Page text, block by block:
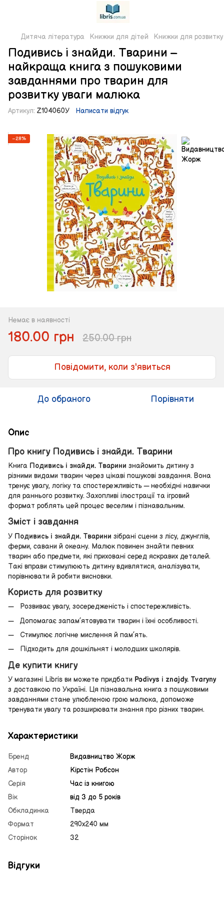
Дитяча література Книжки для дітей Книжки для розвитку
Подивись і знайди. Тварини –
найкраща книга з пошуковими
завданнями про тварин для
розвитку уваги малюка
Артикул: Z104060У Написати відгук
−28%
Немає в наявності
180.00 грн 250.00 грн
Повідомити, коли з'явиться
До обраного Порівняти
Опис
Про книгу Подивись і знайди. Тварини
Книга Подивись і знайди. Тварини знайомить дитину з
різними видами тварин через цікаві пошукові завдання. Вона
тренує увагу, логіку та спостережливість — необхідні навички
для раннього розвитку. Захопливі ілюстрації та ігровий
формат роблять цей процес веселим і пізнавальним.
Зміст і завдання
У Подивись і знайди. Тварини зібрані сцени з лісу, джунглів,
ферми, савани й океану. Малюк повинен знайти певних
тварин або предмети, які приховані серед яскравих деталей.
Такі вправи стимулюють дитину вдивлятися, аналізувати,
порівнювати й робити висновки.
Користь для розвитку
Розвиває увагу, зосередженість і спостережливість.
Допомагає запам’ятовувати тварин і їхні особливості.
Стимулює логічне мислення й пам’ять.
Підходить для дошкільнят і молодших школярів.
Де купити книгу
У магазині Libris ви можете придбати Podivys і znajdy. Tvaryny
з доставкою по Україні. Ця пізнавальна книга з пошуковими
завданнями стане улюбленою грою малюка, допоможе
тренувати увагу та розширювати знання про різних тварин.
Характеристики
Бренд
Видавництво Жорж
Автор
Кірстін Робсон
Серія
Час із книгою
Вік
від 3 до 5 років
Обкладинка
Тверда
Формат
290х240 мм
Сторінок
32
Відгуки